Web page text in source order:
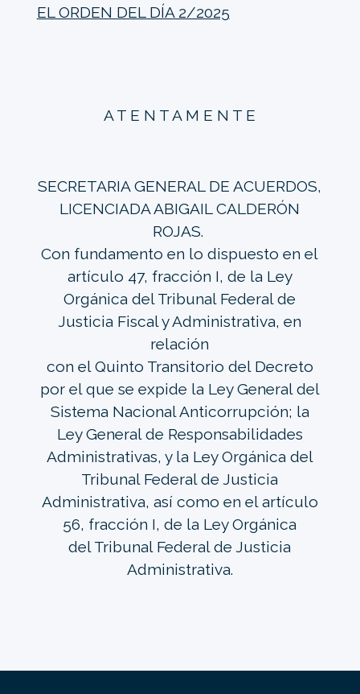
EL ORDEN DEL DÍA 2/2025
A T E N T A M E N T E
SECRETARIA GENERAL DE ACUERDOS,
LICENCIADA ABIGAIL CALDERÓN
ROJAS.
Con fundamento en lo dispuesto en el
artículo 47, fracción I, de la Ley
Orgánica del Tribunal Federal de
Justicia Fiscal y Administrativa, en
relación
con el Quinto Transitorio del Decreto
por el que se expide la Ley General del
Sistema Nacional Anticorrupción; la
Ley General de Responsabilidades
Administrativas, y la Ley Orgánica del
Tribunal Federal de Justicia
Administrativa, así como en el artículo
56, fracción I, de la Ley Orgánica
del Tribunal Federal de Justicia
Administrativa.